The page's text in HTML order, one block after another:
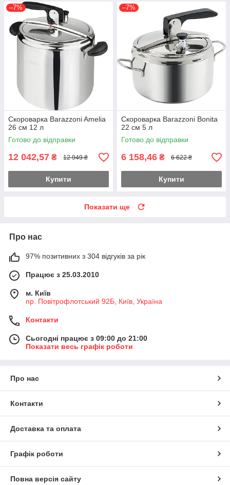
–7%
Скороварка Barazzoni Amelia
26 см 12 л
Готово до відправки
12 042,57 ₴ 12 949 ₴
Купити
–7%
Скороварка Barazzoni Bonita
22 см 5 л
Готово до відправки
6 158,46 ₴ 6 622 ₴
Купити
Показати ще
Про нас
97% позитивних з 304 відгуків за рік
Працює з 25.03.2010
м. Київ
пр. Повітрофлотський 92Б, Київ, Україна
Контакти
Сьогодні працює з 09:00 до 21:00
Показати весь графік роботи
Про нас
Контакти
Доставка та оплата
Графік роботи
Повна версія сайту